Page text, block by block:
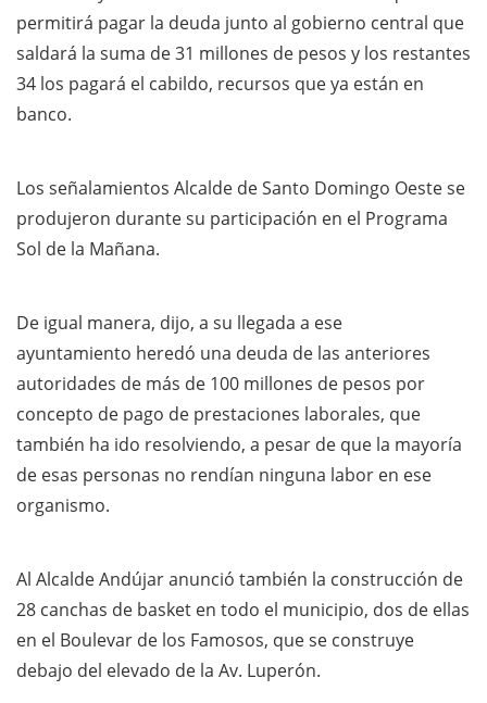
permitirá pagar la deuda junto al gobierno central que
saldará la suma de 31 millones de pesos y los restantes
34 los pagará el cabildo, recursos que ya están en
banco.
Los señalamientos Alcalde de Santo Domingo Oeste se
produjeron durante su participación en el Programa
Sol de la Mañana.
De igual manera, dijo, a su llegada a ese
ayuntamiento heredó una deuda de las anteriores
autoridades de más de 100 millones de pesos por
concepto de pago de prestaciones laborales, que
también ha ido resolviendo, a pesar de que la mayoría
de esas personas no rendían ninguna labor en ese
organismo.
Al Alcalde Andújar anunció también la construcción de
28 canchas de basket en todo el municipio, dos de ellas
en el Boulevar de los Famosos, que se construye
debajo del elevado de la Av. Luperón.